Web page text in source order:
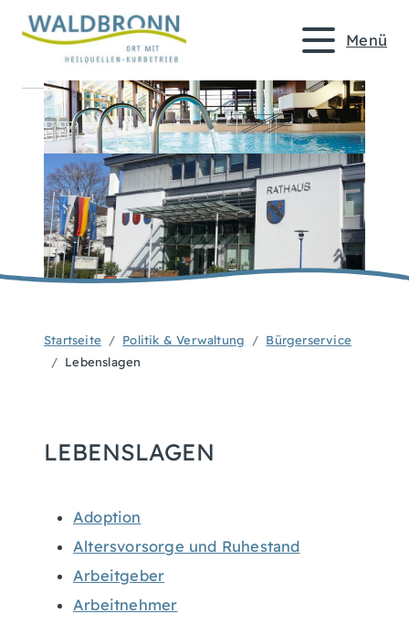
Menü
Startseite Politik & Verwaltung
Bürgerservice
Lebenslagen
LEBENSLAGEN
Adoption
Altersvorsorge und Ruhestand
Arbeitgeber
Arbeitnehmer